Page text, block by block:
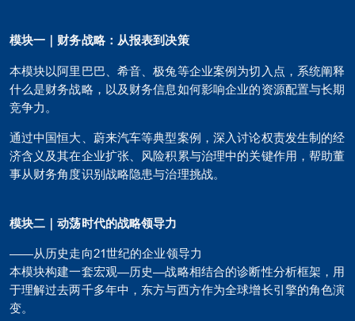
模块一｜财务战略：从报表到决策
本模块以阿里巴巴、希音、极兔等企业案例为切入点，系统阐释
什么是财务战略，以及财务信息如何影响企业的资源配置与长期
竞争力。
通过中国恒大、蔚来汽车等典型案例，深入讨论权责发生制的经
济含义及其在企业扩张、风险积累与治理中的关键作用，帮助董
事从财务角度识别战略隐患与治理挑战。
模块二｜动荡时代的战略领导力
——从历史走向21世纪的企业领导力
本模块构建一套宏观—历史—战略相结合的诊断性分析框架，用
于理解过去两千多年中，东方与西方作为全球增长引擎的角色演
变。